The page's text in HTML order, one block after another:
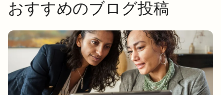
おすすめのブログ投稿